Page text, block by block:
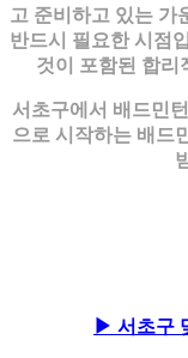
고 준비하고 있는 가
반드시 필요한 시점
것이 포함된 합리
서초구에서 배드민
으로 시작하는 배드
▶ 서초구